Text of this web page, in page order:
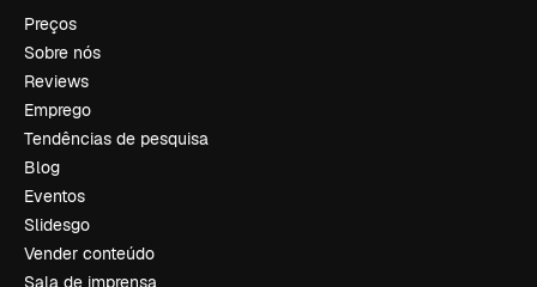
Preços
Sobre nós
Reviews
Emprego
Tendências de pesquisa
Blog
Eventos
Slidesgo
Vender conteúdo
Sala de imprensa